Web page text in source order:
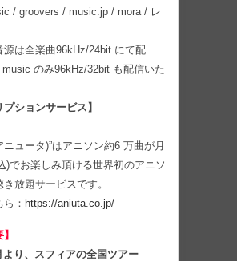
/ groovers / music.jp / mora / レ
は全楽曲96kHz/24bit にて配
のみ96kHz/32bit も配信いた
プションサービス】
ニュータ)”はアニソン約6 万曲が⽉
)でお楽しみ頂ける世界初のアニソ
放題サービスです。
： https://aniuta.co.jp/
り、スフィアの全国ツアー